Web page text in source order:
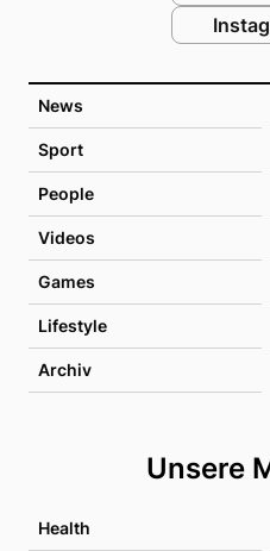
News
Sport
People
Videos
Games
Lifestyle
Archiv
Unsere
Health